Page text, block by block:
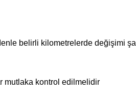
belirli kilometrelerde değişimi
mutlaka kontrol edilmelidir